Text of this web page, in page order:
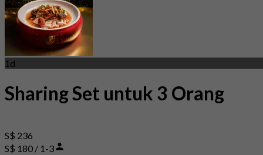
1d
Sharing Set untuk 3 Orang
S$ 236
S$ 180 / 1-3